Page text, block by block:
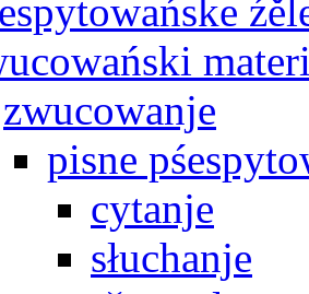
zwucowanje
pisne
cytanje
słuchanje